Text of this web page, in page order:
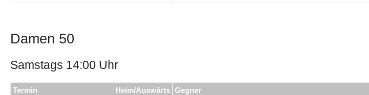
Damen 50
Samstags 14:00 Uhr
Termin Heim/Auswärts Gegner